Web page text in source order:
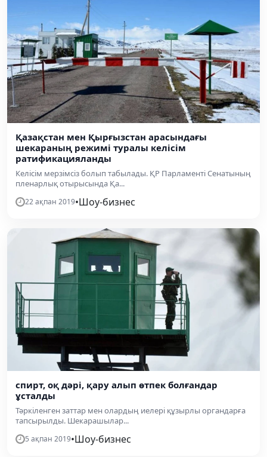
Қазақстан мен Қырғызстан арасындағы
шекараның режимі туралы келісім
ратификацияланды
Келісім мерзімсіз болып табылады. ҚР Парламенті Сенатының
пленарлық отырысында Қа...
22 ақпан 2019•Шоу-бизнес
спирт, оқ дәрі, қару алып өтпек болғандар
ұсталды
Тәркіленген заттар мен олардың иелері құзырлы органдарға
тапсырылды. Шекарашылар...
5 ақпан 2019•Шоу-бизнес